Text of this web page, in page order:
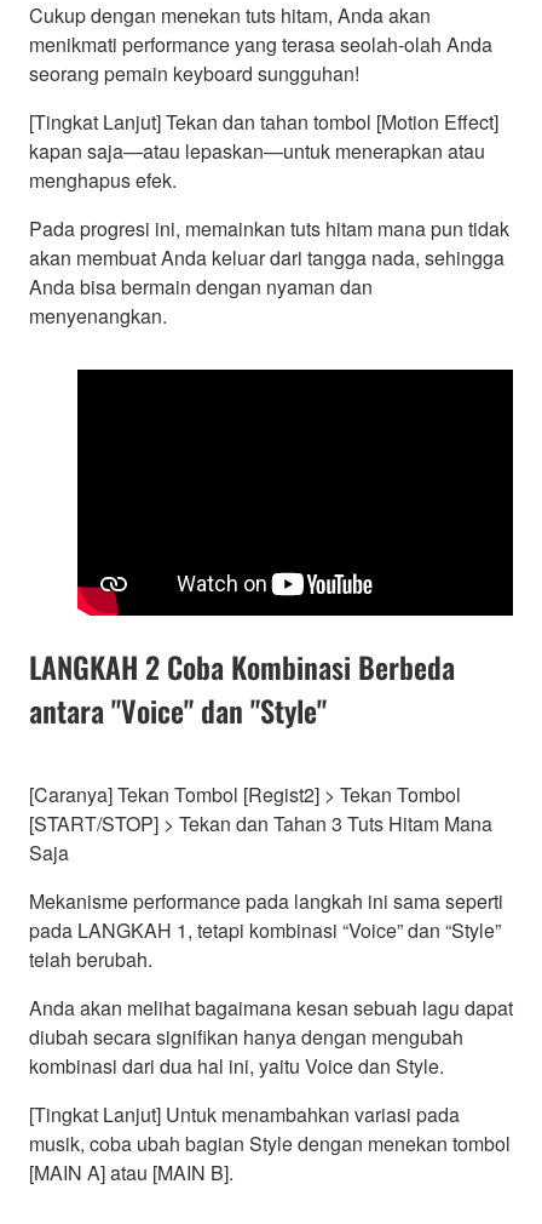
Cukup dengan menekan tuts hitam, Anda akan
menikmati performance yang terasa seolah-olah Anda
seorang pemain keyboard sungguhan!
[Tingkat Lanjut] Tekan dan tahan tombol [Motion Effect]
kapan saja—atau lepaskan—untuk menerapkan atau
menghapus efek.
Pada progresi ini, memainkan tuts hitam mana pun tidak
akan membuat Anda keluar dari tangga nada, sehingga
Anda bisa bermain dengan nyaman dan
menyenangkan.
LANGKAH 2 Coba Kombinasi Berbeda
antara "Voice" dan "Style"
[Caranya] Tekan Tombol [Regist2] > Tekan Tombol
[START/STOP] > Tekan dan Tahan 3 Tuts Hitam Mana
Saja
Mekanisme performance pada langkah ini sama seperti
pada LANGKAH 1, tetapi kombinasi “Voice” dan “Style”
telah berubah.
Anda akan melihat bagaimana kesan sebuah lagu dapat
diubah secara signifikan hanya dengan mengubah
kombinasi dari dua hal ini, yaitu Voice dan Style.
[Tingkat Lanjut] Untuk menambahkan variasi pada
musik, coba ubah bagian Style dengan menekan tombol
[MAIN A] atau [MAIN B].